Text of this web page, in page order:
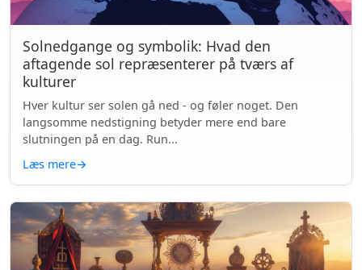
Solnedgange og symbolik: Hvad den
aftagende sol repræsenterer på tværs af
kulturer
Hver kultur ser solen gå ned - og føler noget. Den
langsomme nedstigning betyder mere end bare
slutningen på en dag. Run...
Læs mere→